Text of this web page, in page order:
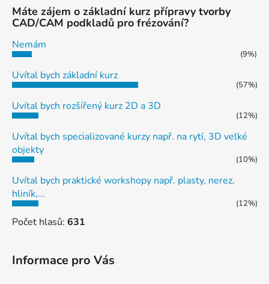
Máte zájem o základní kurz přípravy tvorby
CAD/CAM podkladů pro frézování?
Nemám
(9%)
Uvítal bych základní kurz
(57%)
Uvítal bych rozšířený kurz 2D a 3D
(12%)
Uvítal bych specializované kurzy např. na rytí, 3D velké
objekty
(10%)
Uvítal bych praktické workshopy např. plasty, nerez,
hliník,...
(12%)
Počet hlasů: 631
Informace pro Vás